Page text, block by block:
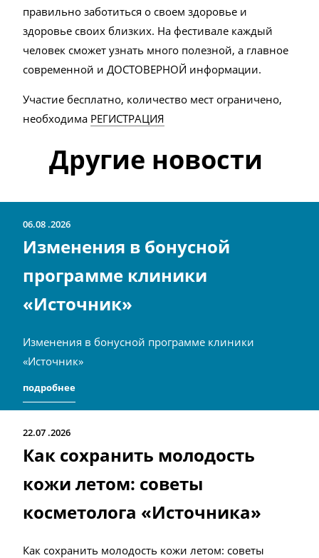
правильно заботиться о своем здоровье и
здоровье своих близких. На фестивале каждый
человек сможет узнать много полезной, а главное
современной и ДОСТОВЕРНОЙ информации.
Участие бесплатно, количество мест ограничено,
необходима РЕГИСТРАЦИЯ
Другие новости
06.08 2026
Изменения в бонусной
программе клиники
«Источник»
Изменения в бонусной программе клиники
«Источник»
подробнее
22.07 2026
Как сохранить молодость
кожи летом: советы
косметолога «Источника»
Как сохранить молодость кожи летом: советы